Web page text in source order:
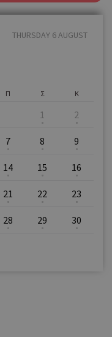
THURSDAY 6 AUGUST
Π Σ
1
Κ
2
7 8 9
14 15 16
21 22 23
28 29 30